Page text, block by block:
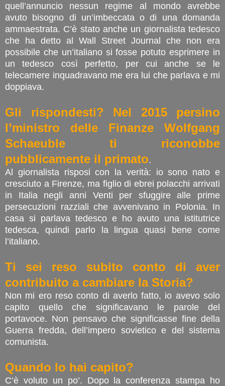
quell’annuncio nessun regime al mondo avrebbe
avuto bisogno di un’imbeccata o di una domanda
ammaestrata. C’è stato anche un giornalista tedesco
che ha detto al Wall Street Journal che non era
possibile che un’italiano si fosse potuto esprimere in
un tedesco così perfetto, per cui anche se le
telecamere inquadravano me era lui che parlava e mi
doppiava.
Gli rispondesti? Nel 2015 persino
l’ministro delle Finanze Wolfgang
Schaeuble ti riconobbe
pubblicamente il primato.
Al giornalista risposi con la verità: io sono nato e
cresciuto a Firenze, ma figlio di ebrei polacchi arrivati
in Italia negli anni Venti per sfuggire alle prime
persecuzioni razziali che avvenivano in Polonia. In
casa si parlava tedesco e ho avuto una istitutrice
tedesca, quindi parlo la lingua quasi bene come
l’italiano.
Ti sei reso subito conto di aver
contribuito a cambiare la Storia?
Non mi ero reso conto di averlo fatto, io avevo solo
capito quello che significavano le parole del
portavoce. Non pensavo che significasse fine della
Guerra fredda, dell’impero sovietico e del sistema
comunista.
Quando lo hai capito?
C’è voluto un po’. Dopo la conferenza stampa ho